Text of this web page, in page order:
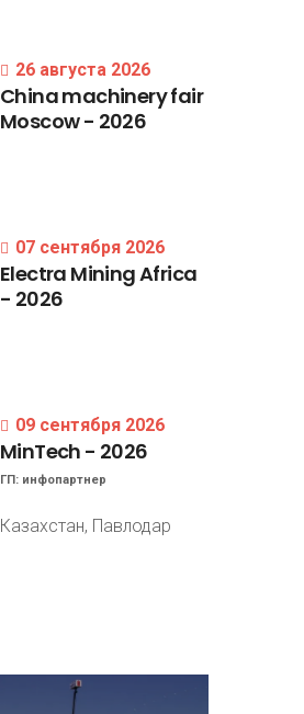
26 августа 2026
Chinamachineryfair
Moscow- 2026
07 сентября 2026
Electra MiningAfrica
- 2026
09 сентября 2026
MinTech - 2026
ГП: инфопартнер
Казахстан, Павлодар